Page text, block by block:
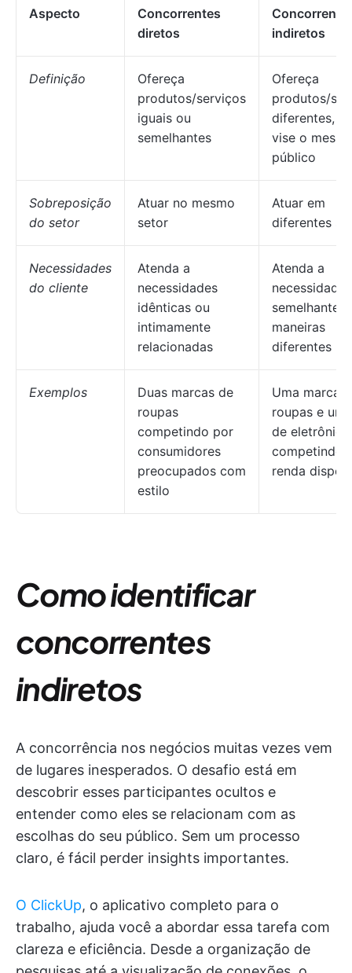
Aspecto
Concorrentes
diretos
indiretos
Definição
Ofereça
produtos/serviços
iguais ou
semelhantes
Ofereça
produtos/
diferentes,
vise o
público
Sobreposição
do setor
Atuar no mesmo
setor
Atuar em
diferentes
Necessidades
do cliente
Atenda a
necessidades
idênticas ou
intimamente
relacionadas
Atenda a
necessidades
semelhantes
maneiras
diferentes
Exemplos
Duas marcas de
roupas
competindo por
consumidores
preocupados com
estilo
Uma marca
roupas e
de
competindo
renda
Como identificar
concorrentes
indiretos
A concorrência nos negócios muitas vezes vem
de lugares inesperados. O desafio está em
descobrir esses participantes ocultos e
entender como eles se relacionam com as
escolhas do seu público. Sem um processo
claro, é fácil perder insights importantes.
O ClickUp, o aplicativo completo para o
trabalho, ajuda você a abordar essa tarefa com
clareza e eficiência. Desde a organização de